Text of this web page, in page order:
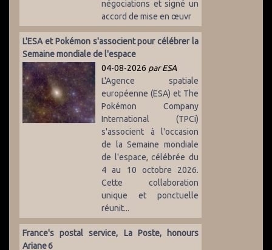
négociations et signé un
accord de mise en œuvr
L'ESA et Pokémon s'associent pour célébrer la
Semaine mondiale de l'espace
04-08-2026 par ESA
L'Agence spatiale
européenne (ESA) et The
Pokémon Company
International (TPCi)
s'associent à l'occasion
de la Semaine mondiale
de l'espace, célébrée du
4 au 10 octobre 2026.
Cette collaboration
unique et ponctuelle
réunit...
France's postal service, La Poste, honours
Ariane 6